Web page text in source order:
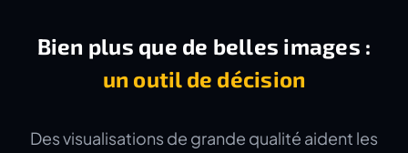
Bien plus que de belles images :
un outil de décision
Des visualisations de grande qualité aident les